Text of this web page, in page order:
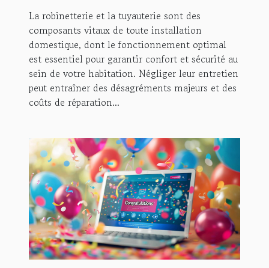
La robinetterie et la tuyauterie sont des
composants vitaux de toute installation
domestique, dont le fonctionnement optimal
est essentiel pour garantir confort et sécurité au
sein de votre habitation. Négliger leur entretien
peut entraîner des désagréments majeurs et des
coûts de réparation...